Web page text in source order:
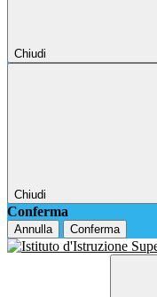
Chiudi
Chiudi
Conferma
Annulla Conferma